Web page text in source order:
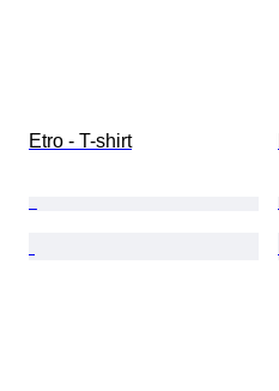
Etro - T-shirt